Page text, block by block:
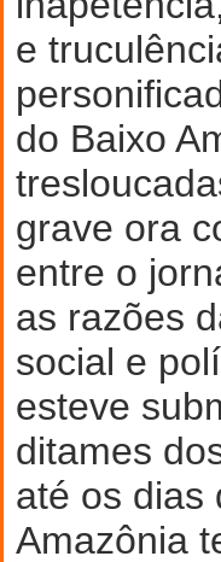
e
do Baixo
grave ora
entre o
as razões
social e
esteve
ditames
até os dias
Amazônia